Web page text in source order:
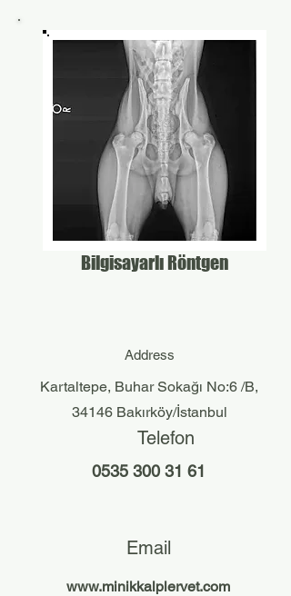
Bilgisayarlı Röntgen
Address
Kartaltepe, Buhar Sokağı No:6 /B,
34146 Bakırköy/İstanbul
Telefon
0535 300 31 61
Email
www.minikkalplervet.com